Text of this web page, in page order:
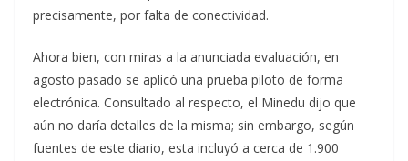
precisamente, por falta de conectividad.
Ahora bien, con miras a la anunciada evaluación, en
agosto pasado se aplicó una prueba piloto de forma
electrónica. Consultado al respecto, el Minedu dijo que
aún no daría detalles de la misma; sin embargo, según
fuentes de este diario, esta incluyó a cerca de 1.900